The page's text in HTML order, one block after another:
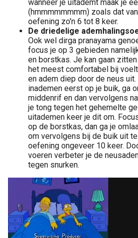
wanneer je uitademt maak je
(hmmmmmmmm) zoals dat
oefening zo'n 6 tot 8 keer.
De driedelige
Ook wel dirga pranayama
focus je op 3 gebieden
en borstkas. Je kan gaan
het meest comfortabel bij
en adem diep door de neus
inademen eerst op je buik, ga
middenrif en dan vervolgens
je tong tegen het gehemelte
uitademen keer je dit om.
op de borstkas, dan ga je
om vervolgens bij de buik uit
oefening ongeveer 10 keer.
voeren verbeter je de
tegen snurken.